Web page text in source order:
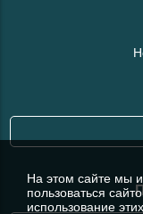
На этом сайте мы
пользоваться
использование